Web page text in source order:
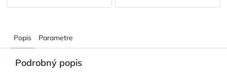
Popis Parametre
Podrobný popis